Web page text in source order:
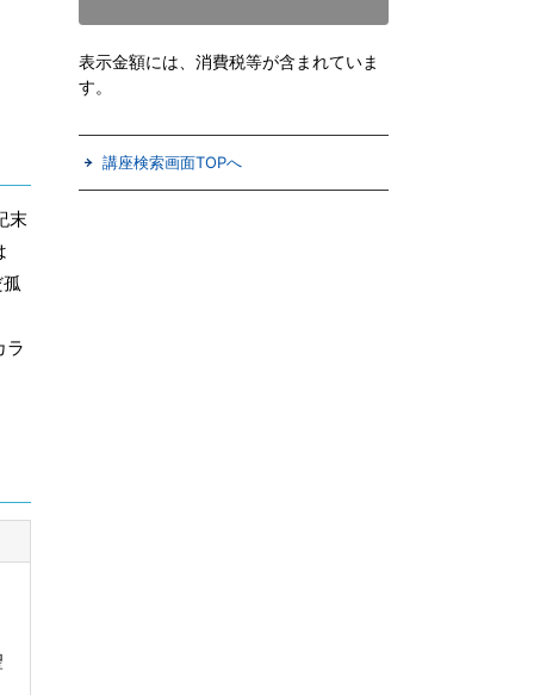
末
ラ
表示金額には、消費税等が含まれていま
す。
講座検索画面TOPへ